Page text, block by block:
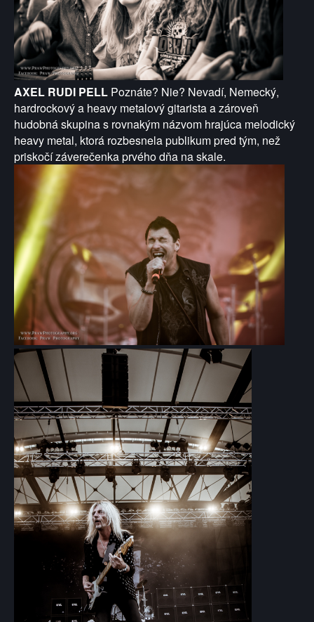
AXEL RUDI PELL Poznáte? Nie? Nevadí, Nemecký,
hardrockový a heavy metalový gitarista a zároveň
hudobná skupina s rovnakým názvom hrajúca melodický
heavy metal, ktorá rozbesnela publikum pred tým, než
priskočí záverečenka prvého dňa na skale.